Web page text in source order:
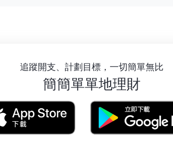
追蹤開支、計劃目標，一切簡單無比
簡簡單單地理財